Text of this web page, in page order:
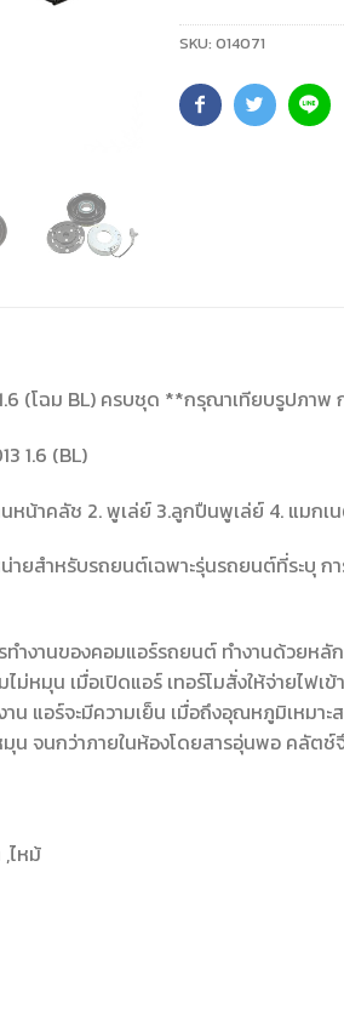
SKU: 014071
(โฉม BL) ครบชุด **กรุณาเทียบรูปภา
1.6 (BL)
หน้าคลัช 2. พูเล่ย์ 3.ลูกปืนพูเล่ย์ 4. แมก
ยสำหรับรถยนต์เฉพาะรุ่นรถยนต์ที่ระบุ ก
งานของคอมแอร์รถยนต์ ทำงานด้วยหลั
ม่หมุน เมื่อเปิดแอร์ เทอร์โมสั่งให้จ่ายไฟ
น แอร์จะมีความเย็น เมื่อถึงอุณหภูมิเหมา
น จนกว่าภายในห้องโดยสารอุ่นพอ คลัตช์
ไหม้